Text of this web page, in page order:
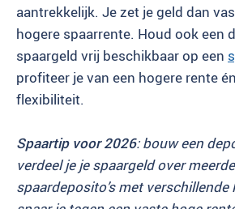
aantrekkelijk. Je zet je geld dan
hogere spaarrente. Houd ook een
spaargeld vrij beschikbaar op een
profiteer je van een hogere rente
flexibiliteit.
Spaartip voor 2026: bouw een
verdeel je je spaargeld over
spaardeposito’s met